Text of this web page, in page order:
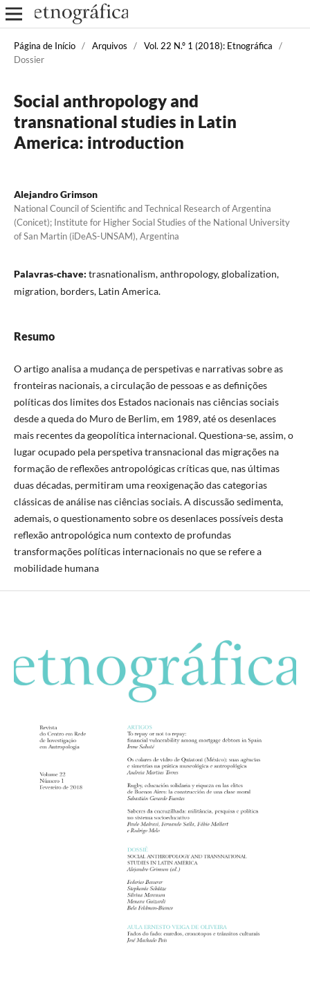
Página de Início / Arquivos / Vol. 22 N.º 1 (2018): Etnográfica
/
Dossier
Social anthropology and
transnational studies in Latin
America: introduction
Alejandro Grimson
National Council of Scientific and Technical Research of Argentina
(Conicet); Institute for Higher Social Studies of the National University
of San Martin (iDeAS-UNSAM), Argentina
Palavras-chave: trasnationalism, anthropology, globalization,
migration, borders, Latin America.
Resumo
O artigo analisa a mudança de perspetivas e narrativas sobre as
fronteiras nacionais, a circulação de pessoas e as definições
políticas dos limites dos Estados nacionais nas ciências sociais
desde a queda do Muro de Berlim, em 1989, até os desenlaces
mais recentes da geopolítica internacional. Questiona-se, assim, o
lugar ocupado pela perspetiva transnacional das migrações na
formação de reflexões antropológicas críticas que, nas últimas
duas décadas, permitiram uma reoxigenação das categorias
clássicas de análise nas ciências sociais. A discussão sedimenta,
ademais, o questionamento sobre os desenlaces possíveis desta
reflexão antropológica num contexto de profundas
transformações políticas internacionais no que se refere a
mobilidade humana